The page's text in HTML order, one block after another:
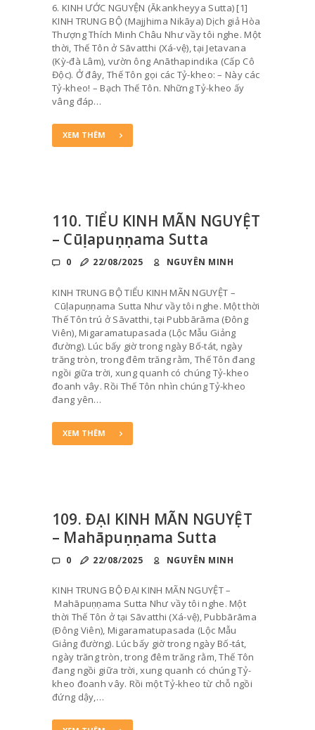
6. KINH ƯỚC NGUYỆN (Ākankheyya Sutta) [1]
KINH TRUNG BỘ (Majjhima Nikāya) Dịch giả Hòa
Thượng Thích Minh Châu Như vầy tôi nghe. Một
thời, Thế Tôn ở Sāvatthi (Xá-vệ), tại Jetavana
(Kỳ-đà Lâm), vườn ông Anāthapindika (Cấp Cô
Độc). Ở đây, Thế Tôn gọi các Tỷ-kheo: – Này các
Tỷ-kheo! – Bạch Thế Tôn. Những Tỷ-kheo ấy
vâng đáp…
XEM THÊM
110. TIỂU KINH MÃN NGUYỆT
– Cūḷapuṇṇama Sutta
0 22/08/2025 NGUYÊN MINH
KINH TRUNG BỘ TIỂU KINH MÃN NGUYỆT –
Cūḷapuṇṇama Sutta Như vầy tôi nghe. Một thời
Thế Tôn trú ở Sāvatthi, tại Pubbārāma (Ðông
Viên), Migaramatupasada (Lộc Mẫu Giảng
đường). Lúc bấy giờ trong ngày Bố-tát, ngày
trăng tròn, trong đêm trăng rằm, Thế Tôn đang
ngồi giữa trời, xung quanh có chúng Tỷ-kheo
đoanh vây. Rồi Thế Tôn nhìn chúng Tỷ-kheo
đang yên…
XEM THÊM
109. ÐẠI KINH MÃN NGUYỆT
– Mahāpuṇṇama Sutta
0 22/08/2025 NGUYÊN MINH
KINH TRUNG BỘ ÐẠI KINH MÃN NGUYỆT –
Mahāpuṇṇama Sutta Như vầy tôi nghe. Một
thời Thế Tôn ở tại Sāvatthi (Xá-vệ), Pubbārāma
(Ðông Viên), Migaramatupasada (Lộc Mẫu
Giảng đường). Lúc bấy giờ trong ngày Bố-tát,
ngày trăng tròn, trong đêm trăng rằm, Thế Tôn
đang ngồi giữa trời, xung quanh có chúng Tỷ-
kheo đoanh vây. Rồi một Tỷ-kheo từ chỗ ngồi
đứng dậy,…